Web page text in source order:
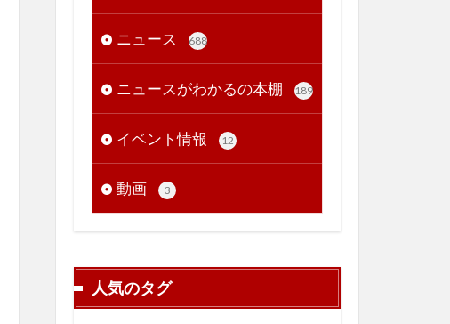
ニュース 688
ニュースがわかるの本棚 189
イベント情報 12
動画 3
人気のタグ